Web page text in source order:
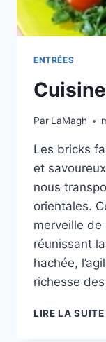
ENTRÉES
Par LaMagh
Les bricks
et
nous
orientales.
merveille
réunissant
hachée,
richesse
LIRE LA SUITE